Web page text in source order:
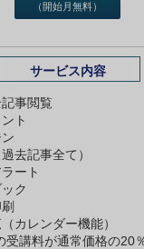
（開始月無料）
サービス内容
事閲覧
ト
去記事全て）
ート
ク
カレンダー機能）
受講料が通常価格の20